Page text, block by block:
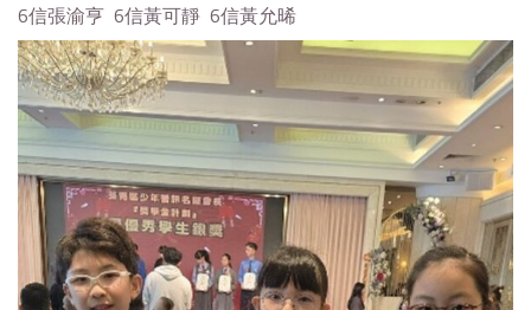
6信張渝亨 6信黃可靜 6信黃允晞